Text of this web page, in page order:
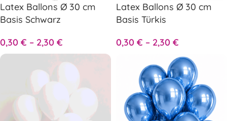
Latex Ballons Ø 30 cm
Basis Schwarz
0,30 € – 2,30 €
Latex Ballons Ø 30 cm
Basis Türkis
0,30 € – 2,30 €